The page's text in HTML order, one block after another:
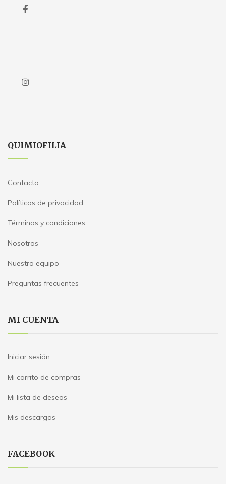
QUIMIOFILIA
Contacto
Políticas de privacidad
Términos y condiciones
Nosotros
Nuestro equipo
Preguntas frecuentes
MI CUENTA
Iniciar sesión
Mi carrito de compras
Mi lista de deseos
Mis descargas
FACEBOOK